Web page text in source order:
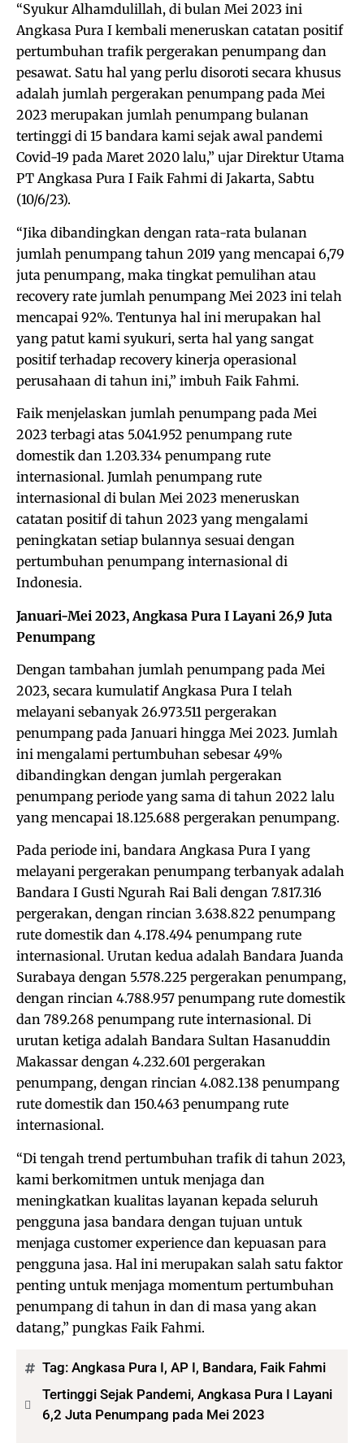
“Syukur Alhamdulillah, di bulan Mei 2023 ini
Angkasa Pura I kembali meneruskan catatan positif
pertumbuhan trafik pergerakan penumpang dan
pesawat. Satu hal yang perlu disoroti secara khusus
adalah jumlah pergerakan penumpang pada Mei
2023 merupakan jumlah penumpang bulanan
tertinggi di 15 bandara kami sejak awal pandemi
Covid-19 pada Maret 2020 lalu,” ujar Direktur Utama
PT Angkasa Pura I Faik Fahmi di Jakarta, Sabtu
(10/6/23).
“Jika dibandingkan dengan rata-rata bulanan
jumlah penumpang tahun 2019 yang mencapai 6,79
juta penumpang, maka tingkat pemulihan atau
recovery rate jumlah penumpang Mei 2023 ini telah
mencapai 92%. Tentunya hal ini merupakan hal
yang patut kami syukuri, serta hal yang sangat
positif terhadap recovery kinerja operasional
perusahaan di tahun ini,” imbuh Faik Fahmi.
Faik menjelaskan jumlah penumpang pada Mei
2023 terbagi atas 5.041.952 penumpang rute
domestik dan 1.203.334 penumpang rute
internasional. Jumlah penumpang rute
internasional di bulan Mei 2023 meneruskan
catatan positif di tahun 2023 yang mengalami
peningkatan setiap bulannya sesuai dengan
pertumbuhan penumpang internasional di
Indonesia.
Januari-Mei 2023, Angkasa Pura I Layani 26,9 Juta
Penumpang
Dengan tambahan jumlah penumpang pada Mei
2023, secara kumulatif Angkasa Pura I telah
melayani sebanyak 26.973.511 pergerakan
penumpang pada Januari hingga Mei 2023. Jumlah
ini mengalami pertumbuhan sebesar 49%
dibandingkan dengan jumlah pergerakan
penumpang periode yang sama di tahun 2022 lalu
yang mencapai 18.125.688 pergerakan penumpang.
Pada periode ini, bandara Angkasa Pura I yang
melayani pergerakan penumpang terbanyak adalah
Bandara I Gusti Ngurah Rai Bali dengan 7.817.316
pergerakan, dengan rincian 3.638.822 penumpang
rute domestik dan 4.178.494 penumpang rute
internasional. Urutan kedua adalah Bandara Juanda
Surabaya dengan 5.578.225 pergerakan penumpang,
dengan rincian 4.788.957 penumpang rute domestik
dan 789.268 penumpang rute internasional. Di
urutan ketiga adalah Bandara Sultan Hasanuddin
Makassar dengan 4.232.601 pergerakan
penumpang, dengan rincian 4.082.138 penumpang
rute domestik dan 150.463 penumpang rute
internasional.
“Di tengah trend pertumbuhan trafik di tahun 2023,
kami berkomitmen untuk menjaga dan
meningkatkan kualitas layanan kepada seluruh
pengguna jasa bandara dengan tujuan untuk
menjaga customer experience dan kepuasan para
pengguna jasa. Hal ini merupakan salah satu faktor
penting untuk menjaga momentum pertumbuhan
penumpang di tahun in dan di masa yang akan
datang,” pungkas Faik Fahmi.
Tag: Angkasa Pura I, AP I, Bandara, Faik Fahmi
Tertinggi Sejak Pandemi, Angkasa Pura I Layani
6,2 Juta Penumpang pada Mei 2023